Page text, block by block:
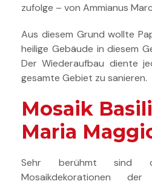
zufolge – von Ammianus
Aus diesem Grund wollte
heilige Gebäude in diesem
Der Wiederaufbau diente
gesamte Gebiet zu sanieren.
Mosaik
Maria
Sehr berühmt sind
Mosaikdekorationen